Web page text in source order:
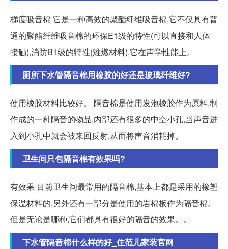
梯度吸音棉 它是一种高效的聚酯纤维吸音棉,它不仅具有普
通的聚酯纤维吸音棉的环保E1级的特性(可以直接和人体
接触),消防B1级的特性(难燃材料),它在声学性能上。
厕所下水管隔音棉用橡胶的好还是玻璃纤维好?
使用橡胶材料比较好。 隔音棉是使用发泡橡胶作为原料,制
作成的一种隔音的物品,内部还有很多的中空小孔,当声音进
入到小孔中就会被来回反射,从而将声音消耗掉。
卫生间只包隔音棉有效果吗?
有效果 目前卫生间最常用的隔音棉,基本上都是采用的橡塑
保温材料的,另外还有一部分是使用的岩棉板作为隔音棉。
但是无论是哪种,它们都具有很好的隔音的效果。。
下水管隔音棉什么样的好_住范儿家装官网